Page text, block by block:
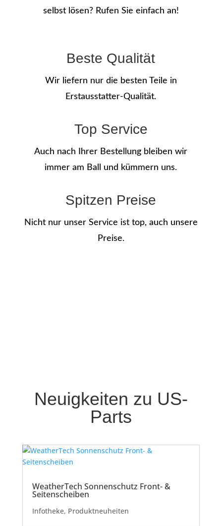
selbst lösen? Rufen Sie einfach an!
Beste Qualität
Wir liefern nur die besten Teile in
Erstausstatter-Qualität.
Top Service
Auch nach Ihrer Bestellung bleiben wir
immer am Ball und kümmern uns.
Spitzen Preise
Nicht nur unser Service ist top, auch unsere
Preise.
Neuigkeiten zu US-
Parts
WeatherTech Sonnenschutz Front- &
Seitenscheiben
Infotheke, Produktneuheiten